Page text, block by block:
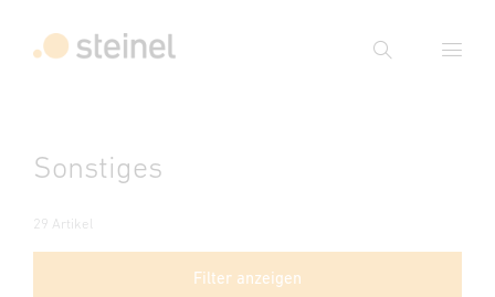
Suche
Suche
Sonstiges
29 Artikel
Filter anzeigen